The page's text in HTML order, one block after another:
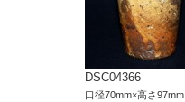
DSC04366
口径70mm×高さ97mm